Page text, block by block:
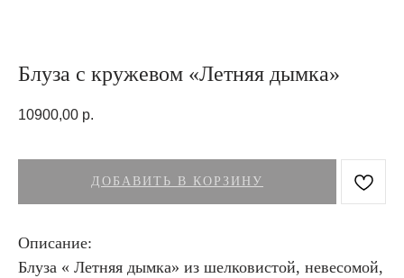
Блуза с кружевом «Летняя дымка»
10900,00 р.
ДОБАВИТЬ В КОРЗИНУ
Описание:
Блуза « Летняя дымка» из шелковистой, невесомой,